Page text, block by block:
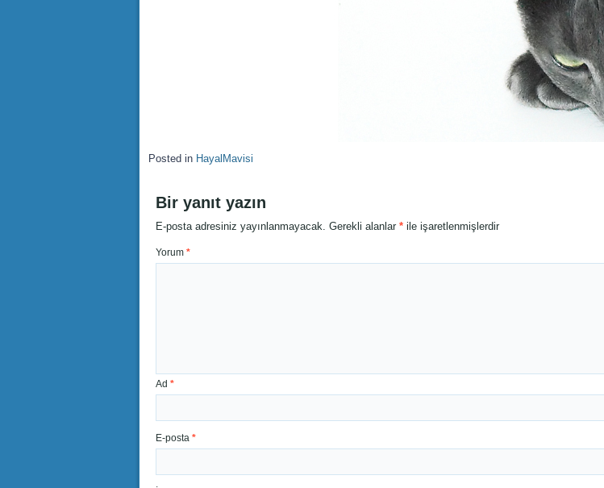
Posted in HayalMavisi
Bir yanıt yazın
E-posta adresiniz yayınlanmayacak. Gerekli alanlar * ile işaretlenmişlerdir
Yorum *
Ad *
E-posta *